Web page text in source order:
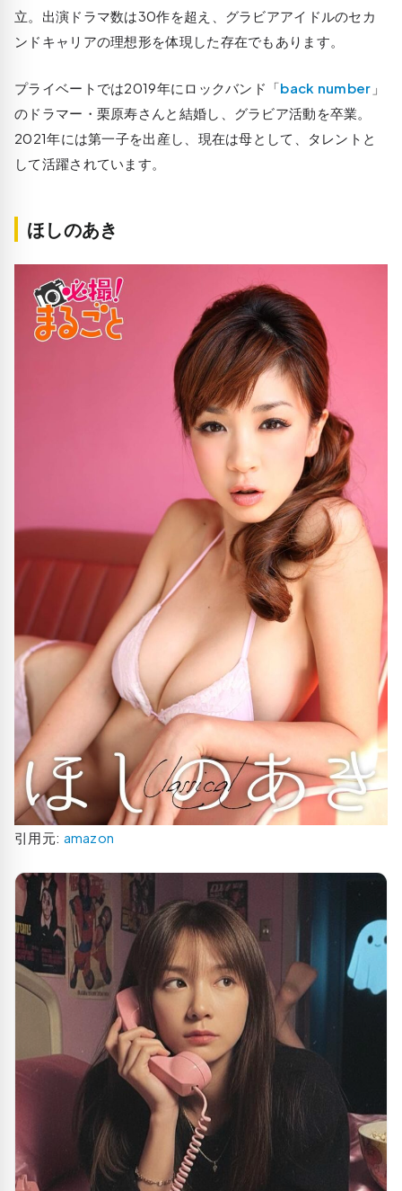
立。出演ドラマ数は30作を超え、グラビアアイドルのセカ
ンドキャリアの理想形を体現した存在でもあります。
プライベートでは2019年にロックバンド「back number 」
のドラマー・栗原寿さんと結婚し、グラビア活動を卒業。
2021年には第一子を出産し、現在は母として、タレントと
して活躍されています。
ほしのあき
引用元: amazon